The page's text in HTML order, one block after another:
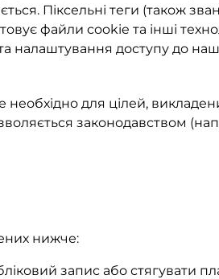
Піксельні теги (також
файли cookie та інші
налаштування доступу до
для цілей,
законодавством
нижче:
запис або стягувати